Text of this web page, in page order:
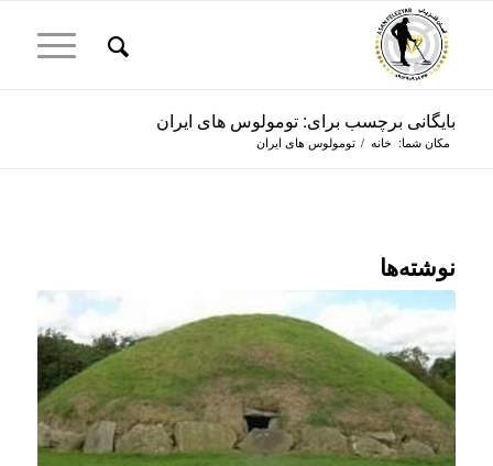
بایگانی برچسب برای: تومولوس های ایران
مکان شما: خانه / تومولوس های ایران
نوشته‌ها